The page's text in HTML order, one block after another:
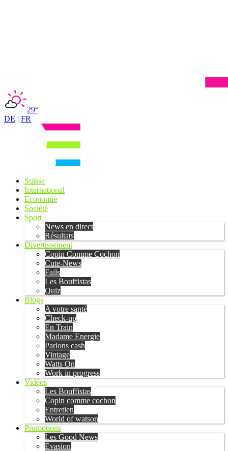
29°
DE | FR
Suisse
International
Economie
Société
Sport
News en direct
Résultats
Divertissement
Copin Comme Cochon
Cute-News
Fails
Les Bouffistas
Quiz
Blogs
A votre santé
Check-up
En Train
Madame Energie
Parlons cash
Vintage
Watts On
Work in progress
Vidéos
Les Bouffistas
Copin comme cochon
Entretien
World of watson
Promotions
Les Good News
Évasion